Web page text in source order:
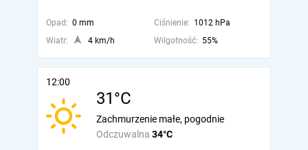
Opad: 0 mm Ciśnienie: 1012 hPa
Wiatr:
4 km/h Wilgotność: 55%
12:00
31°C
Odczuwalna 34°C
Zachmurzenie małe, pogodnie